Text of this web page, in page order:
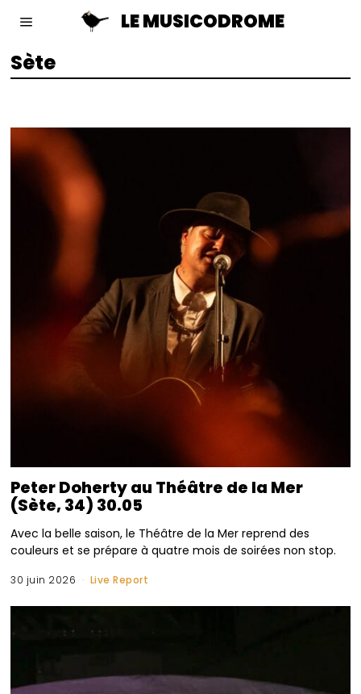
LE MUSICODROME
Sète
Peter Doherty au Théâtre de la Mer
(Sète, 34) 30.05
Avec la belle saison, le Théâtre de la Mer reprend des
couleurs et se prépare à quatre mois de soirées non stop.
30 juin 2026 Live Report